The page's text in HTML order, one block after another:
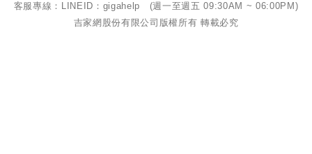
客服專線：LINEID：gigahelp (週一至週五 09:30AM ~ 06:00PM)
吉家網股份有限公司 版權所有 轉載必究